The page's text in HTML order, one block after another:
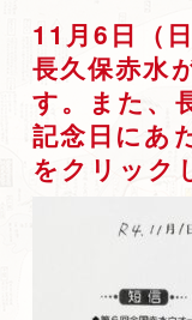
11月6日（
長久保赤水
す。また、
記念日にあ
をクリック